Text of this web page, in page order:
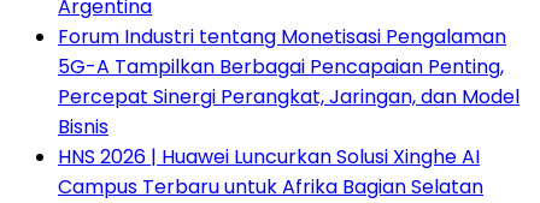
Argentina
Forum Industri tentang Monetisasi Pengalaman
5G-A Tampilkan Berbagai Pencapaian Penting,
Percepat Sinergi Perangkat, Jaringan, dan Model
Bisnis
HNS 2026 | Huawei Luncurkan Solusi Xinghe AI
Campus Terbaru untuk Afrika Bagian Selatan